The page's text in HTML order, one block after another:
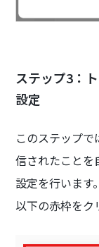
ステップ3：
設定
このステップ
信されたことを
設定を行います。
以下の赤枠をク